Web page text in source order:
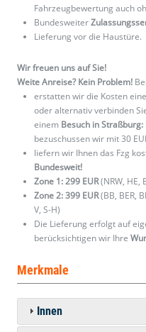
Fahrzeugbewertung auch
Bundesweiter
Lieferung vor die Haustüre.
Wir freuen uns auf Sie!
Weite Anreise? Kein Problem!
erstatten wir die Kosten
oder alternativ verbinden
einem Besuch in Straßburg:
bezuschussen wir mit 30
liefern wir Ihnen das Fzg
Bundesweit!
Zone 1: 299 EUR(NRW, HE,
Zone 2: 399 EUR(BB, BER,
V, S-H)
Die Lieferung erfolgt auf
berücksichtigen wir Ihre
Merkmale
Innen